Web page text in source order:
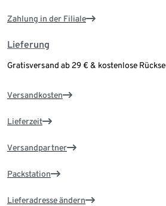
Zahlung in der Filiale
Lieferung
Gratisversand ab 29 € & kostenlose
Versandkosten
Lieferzeit
Versandpartner
Packstation
Lieferadresse ändern